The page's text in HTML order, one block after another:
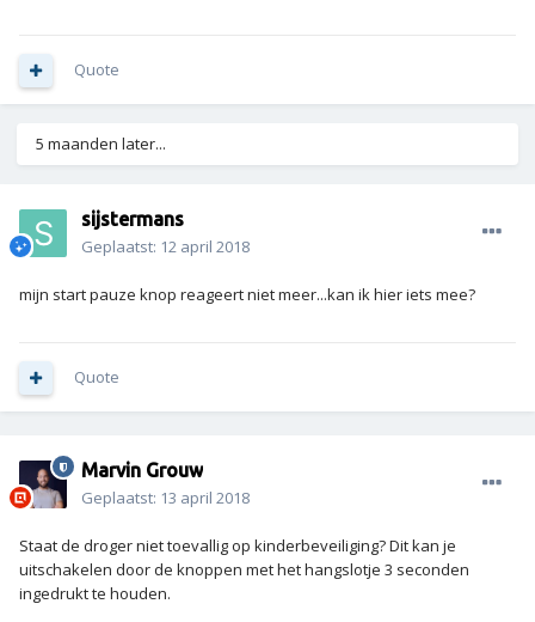
Quote
5 maanden later...
sijstermans
Geplaatst: 12 april 2018
mijn start pauze knop reageert niet meer...kan ik hier iets mee?
Quote
Marvin Grouw
Geplaatst: 13 april 2018
Staat de droger niet toevallig op kinderbeveiliging? Dit kan je
uitschakelen door de knoppen met het hangslotje 3 seconden
ingedrukt te houden.